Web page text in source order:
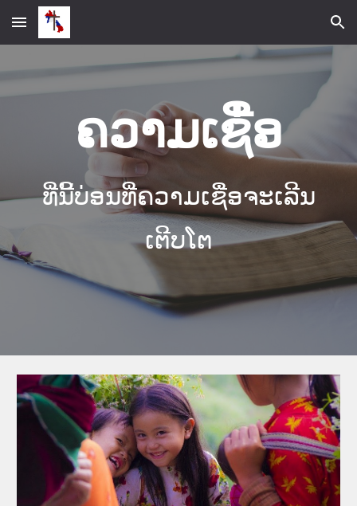
Skip to main content Skip to navigation
ຄວາມເຊື່ອ
ທີ່ນີ້ບ່ອນທີ່ຄວາມເຊື່ອຈະເລີນ
ເຕີບໂຕ